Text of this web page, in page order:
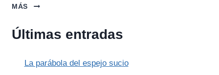
MÁS
EL
Últimas entradas
La parábola del espejo sucio